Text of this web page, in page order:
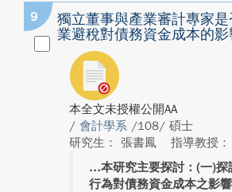
9
獨立董事與產業審計專家
業避稅對債務資金成本的影
本全文未授權公開AA
/ 會計學系 /108/ 碩士
研究生： 張書鳳
指導教授：
本研究主要探討：(一)探
行為對債務資金成本之影